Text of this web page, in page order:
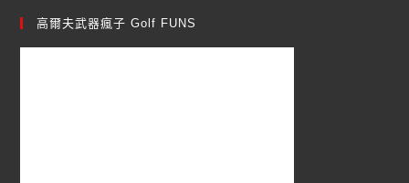
高爾夫武器瘋子 Golf FUNS